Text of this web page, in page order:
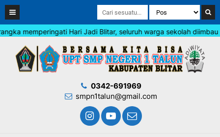
memperingati Hari Jadi Blitar, seluruh warga sekolah diimbau
0342-691969
smpn1talun@gmail.com